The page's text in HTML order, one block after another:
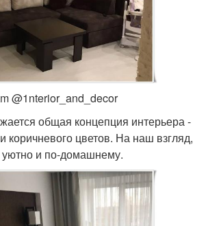
@1nterior_and_decor
общая концепция интерьера -
коричневого цветов. На наш взгляд,
уютно и по-домашнему.